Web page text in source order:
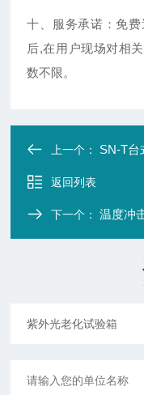
十、服务承诺：免
后,在用户现场对相
数不限。
上一个： SN-T台
返回列表
下一个：温度冲